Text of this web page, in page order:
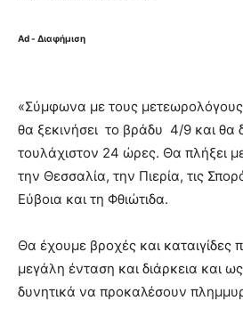
Ad - Διαφήμιση
«Σύμφωνα με τους
θα ξεκινήσει το βράδυ 4/9 και θα
τουλάχιστον 24 ώρες. Θα πλήξει
την Θεσσαλία, την Πιερία, τις
Εύβοια και τη Φθιώτιδα.
Θα έχουμε βροχές και καταιγίδες
μεγάλη ένταση και διάρκεια και
δυνητικά να προκαλέσουν